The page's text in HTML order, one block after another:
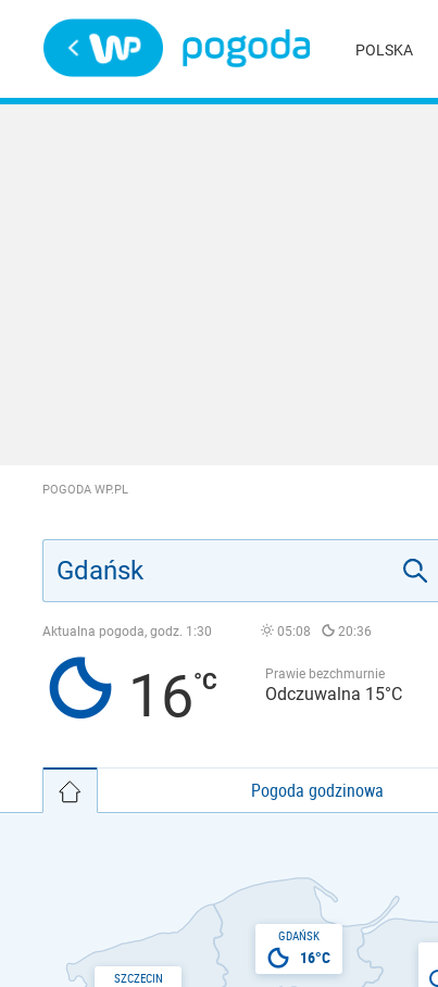
POLSKA
POGODA WP.PL
Aktualna pogoda, godz. 1:30 05:08 20:36
16 Prawie bezchmurnie
Odczuwalna 15°C
Pogoda godzinowa
GDAŃSK
16°C
SZCZECIN